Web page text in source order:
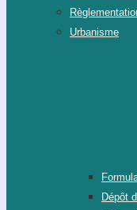
Urbanisme
Dépôt